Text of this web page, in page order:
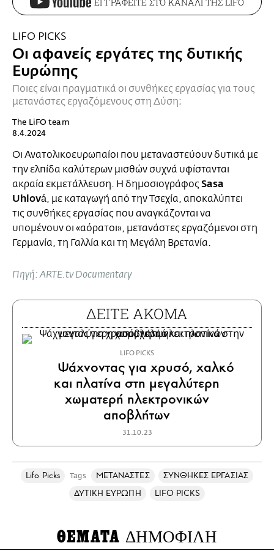
LIFO PICKS
Οι αφανείς εργάτες της δυτικής
Ευρώπης
Ποιες είναι πραγματικά οι συνθήκες εργασίας για τους
μετανάστες εργαζόμενους στη Δύση;
The LiFO team
8.4.2024
Οι Ανατολικοευρωπαίοι που μεταναστεύουν δυτικά με
την ελπίδα καλύτερων μισθών συχνά υφίστανται
ακραία εκμετάλλευση. Η δημοσιογράφοςSasa
Uhlová, με καταγωγή από την Τσεχία, αποκαλύπτει
τις συνθήκες εργασίας που αναγκάζονται να
υπομένουν οι «αόρατοι», μετανάστες εργαζόμενοι στη
Γερμανία, τη Γαλλία και τη Μεγάλη Βρετανία.
Πηγή: ARTE.tv Documentary
ΔΕΙΤΕ ΑΚΟΜΑ
LIFO PICKS
Ψάχνοντας για χρυσό, χαλκό
και πλατίνα στη μεγαλύτερη
χωματερή ηλεκτρονικών
αποβλήτων
31.10.23
Lifo Picks Tags ΜΕΤΑΝΑΣΤΕΣ
ΣΥΝΘΗΚΕΣ ΕΡΓΑΣΙΑΣ
ΔΥΤΙΚΗ ΕΥΡΩΠΗ
LIFO PICKS
ΘΕΜΑΤΑ ΔΗΜΟΦΙΛΗ